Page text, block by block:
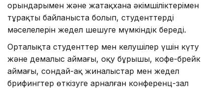
орындарымен және жатақхана әкімшіліктерімен
тұрақты байланыста болып, студенттердің
мәселелерін жедел шешуге мүмкіндік береді.
Орталықта студенттер мен келушілер үшін күту
және демалыс аймағы, оқу бұрышы, кофе-брейк
аймағы, сондай-ақ жиналыстар мен жедел
брифингтер өткізуге арналған конференц-зал